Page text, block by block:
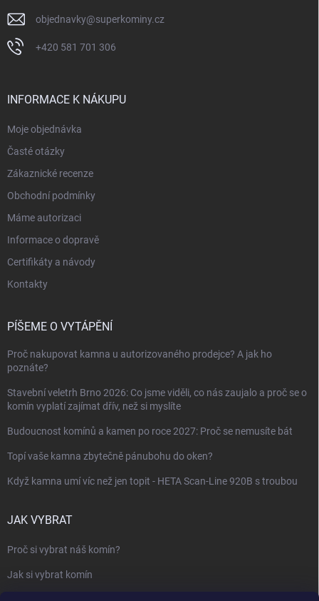
objednavky@superkominy.cz
+420 581 701 306
INFORMACE K NÁKUPU
Moje objednávka
Časté otázky
Zákaznické recenze
Obchodní podmínky
Máme autorizaci
Informace o dopravě
Certifikáty a návody
Kontakty
PÍŠEME O VYTÁPĚNÍ
Proč nakupovat kamna u autorizovaného prodejce? A jak ho
poznáte?
Stavební veletrh Brno 2026: Co jsme viděli, co nás zaujalo a proč se o
komín vyplatí zajímat dřív, než si myslíte
Budoucnost komínů a kamen po roce 2027: Proč se nemusíte bát
Topí vaše kamna zbytečně pánubohu do oken?
Když kamna umí víc než jen topit - HETA Scan-Line 920B s troubou
JAK VYBRAT
Proč si vybrat náš komín?
Jak si vybrat komín